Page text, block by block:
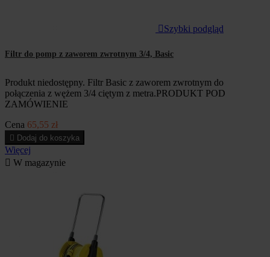
 Szybki podgląd
Filtr do pomp z zaworem zwrotnym 3/4, Basic
Produkt niedostępny. Filtr Basic z zaworem zwrotnym do
połączenia z wężem 3/4 ciętym z metra.PRODUKT POD
ZAMÓWIENIE
Cena 65,55 zł
 Dodaj do koszyka
Więcej
 W magazynie